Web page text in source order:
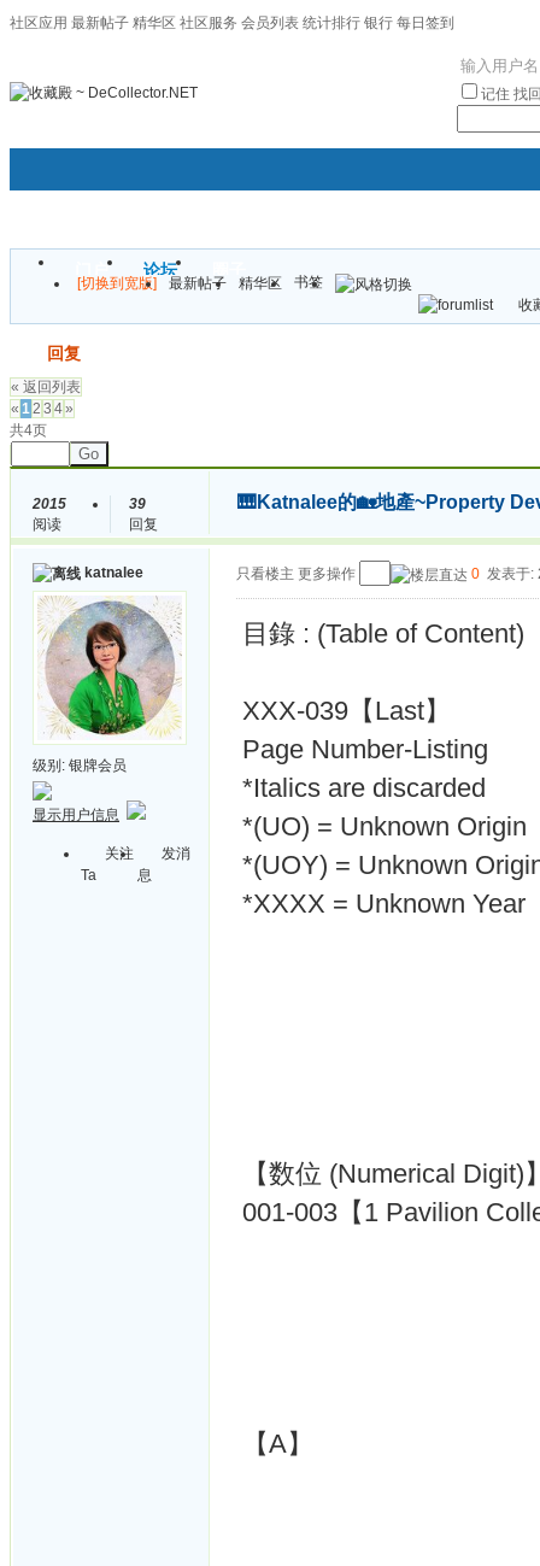
社区应用 最新帖子 精华区 社区服务 会员列表 统计排行 银行 每日签到
记住 找
门户 论坛
[切换到宽版] 最新帖子 精华区
书签
收
回复
« 返回列表
« 12 3 4»
共4页
Go
2015
阅读
39
回复
🎹Katnalee的🏡地產~Property
katnalee
级别: 银牌会员
显示用户信息
关注
Ta
发消
息
只看楼主 更多操作 0 发表于:
目錄 : (Table of Content)
XXX-039【Last】
Page Number-Listing
*Italics are discarded
*(UO) = Unknown Origin
*(UOY) = Unknown
*XXXX = Unknown Year
【数位 (Numerical Digit)
001-003【1 Pavilion
【A】